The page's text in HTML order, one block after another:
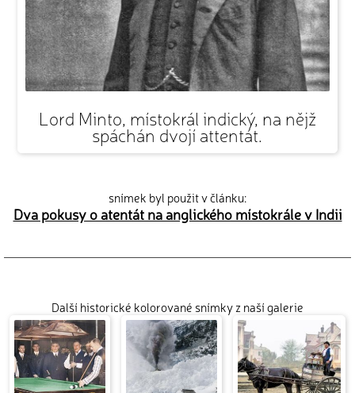
Lord Minto, místokrál indický, na nějž
spáchán dvojí attentát.
snímek byl použit v článku:
Dva pokusy o atentát na anglického místokrále v Indii
Další historické kolorované snímky z naší galerie